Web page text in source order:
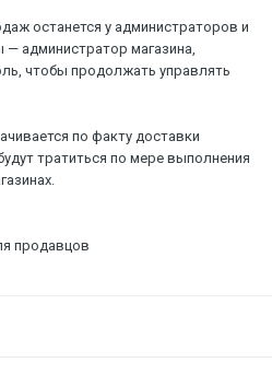
останется у администраторов и
— администратор магазина,
чтобы продолжать управлять
по факту доставки
тратиться по мере выполнения
продавцов